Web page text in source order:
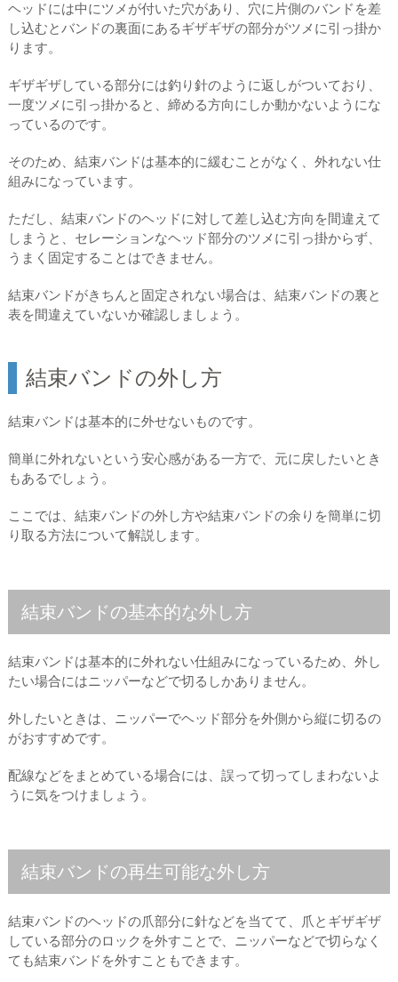
ヘッドには中にツメが付いた穴があり、穴に片側のバンドを差
し込むとバンドの裏面にあるギザギザの部分がツメに引っ掛か
ります。
ギザギザしている部分には釣り針のように返しがついており、
一度ツメに引っ掛かると、締める方向にしか動かないようにな
っているのです。
そのため、結束バンドは基本的に緩むことがなく、外れない仕
組みになっています。
ただし、結束バンドのヘッドに対して差し込む方向を間違えて
しまうと、セレーションなヘッド部分のツメに引っ掛からず、
うまく固定することはできません。
結束バンドがきちんと固定されない場合は、結束バンドの裏と
表を間違えていないか確認しましょう。
結束バンドの外し方
結束バンドは基本的に外せないものです。
簡単に外れないという安心感がある一方で、元に戻したいとき
もあるでしょう。
ここでは、結束バンドの外し方や結束バンドの余りを簡単に切
り取る方法について解説します。
結束バンドの基本的な外し方
結束バンドは基本的に外れない仕組みになっているため、外し
たい場合にはニッパーなどで切るしかありません。
外したいときは、ニッパーでヘッド部分を外側から縦に切るの
がおすすめです。
配線などをまとめている場合には、誤って切ってしまわないよ
うに気をつけましょう。
結束バンドの再生可能な外し方
結束バンドのヘッドの爪部分に針などを当てて、爪とギザギザ
している部分のロックを外すことで、ニッパーなどで切らなく
ても結束バンドを外すこともできます。